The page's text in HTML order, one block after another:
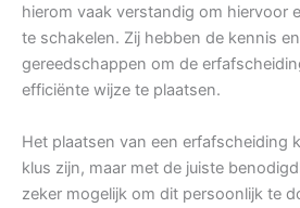
hierom vaak verstandig om hiervoor
te schakelen. Zij hebben de kennis
gereedschappen om de
efficiënte wijze te plaatsen.
Het plaatsen van een erfafscheiding
klus zijn, maar met de juiste
zeker mogelijk om dit persoonlijk te